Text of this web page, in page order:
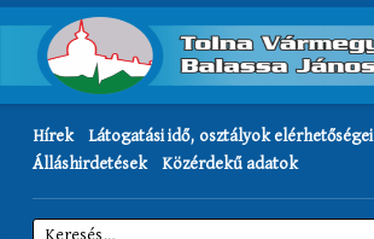
Hírek
Látogatási idő, osztályok elérhetőségei
Álláshirdetések
Közérdekű adatok
Keresés: